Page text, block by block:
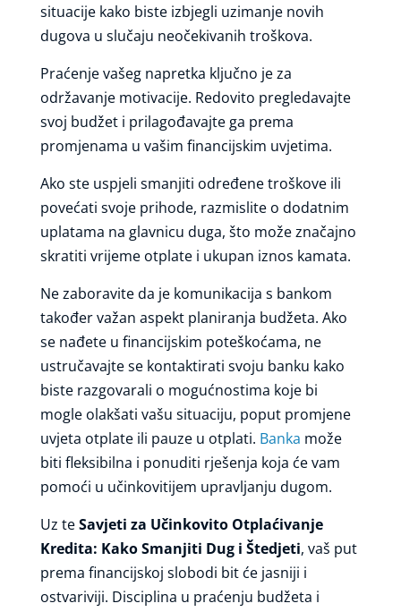
situacije kako biste izbjegli uzimanje novih
dugova u slučaju neočekivanih troškova.
Praćenje vašeg napretka ključno je za
održavanje motivacije. Redovito pregledavajte
svoj budžet i prilagođavajte ga prema
promjenama u vašim financijskim uvjetima.
Ako ste uspjeli smanjiti određene troškove ili
povećati svoje prihode, razmislite o dodatnim
uplatama na glavnicu duga, što može značajno
skratiti vrijeme otplate i ukupan iznos kamata.
Ne zaboravite da je komunikacija s bankom
također važan aspekt planiranja budžeta. Ako
se nađete u financijskim poteškoćama, ne
ustručavajte se kontaktirati svoju banku kako
biste razgovarali o mogućnostima koje bi
mogle olakšati vašu situaciju, poput promjene
uvjeta otplate ili pauze u otplati. Banka može
biti fleksibilna i ponuditi rješenja koja će vam
pomoći u učinkovitijem upravljanju dugom.
Uz teSavjeti za Učinkovito Otplaćivanje
Kredita: Kako Smanjiti Dug i Štedjeti, vaš put
prema financijskoj slobodi bit će jasniji i
ostvariviji. Disciplina u praćenju budžeta i